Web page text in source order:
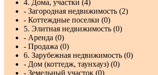
4. Дома, участки (4)
- Загородная недвижимость (2)
- Коттеждные поселки (0)
5. Элитная недвижимость (0)
- Аренда (0)
- Продажа (0)
6. Зарубежная недвижимость (0)
- Дом (коттедж, таунхауз) (0)
- Земельный участок (0)